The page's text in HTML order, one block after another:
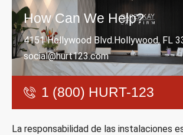
How Can We Help?
4151 Hollywood Blvd.Hollywood, FL
social@hurt123.com
1 (800) HURT-123
La responsabilidad de las instalaciones